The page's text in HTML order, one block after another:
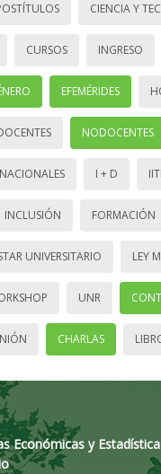
CIENCIA Y
CURSOS INGRESO
EFEMÉRIDES
NODOCENTES
I + D
INCLUSIÓN FORMACIÓN
UNIVERSITARIO LEY
UNR
CHARLAS
Económicas y